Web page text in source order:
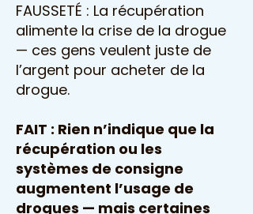
FAUSSETÉ : La récupération
alimente la crise de la drogue
— ces gens veulent juste de
l’argent pour acheter de la
drogue.
FAIT : Rien n’indique que la
récupération ou les
systèmes de consigne
augmentent l’usage de
drogues — mais certaines